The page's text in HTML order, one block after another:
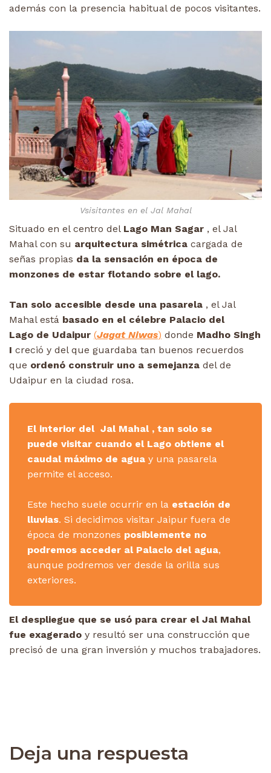
además con la presencia habitual de pocos visitantes.
Vsisitantes en el Jal Mahal
Situado en el centro del Lago Man Sagar , el Jal
Mahal con su arquitectura simétrica cargada de
señas propias da la sensación en época de
monzones de estar flotando sobre el lago.
Tan solo accesible desde una pasarela , el Jal
Mahal está basado en el célebre Palacio del
Lago de Udaipur (Jagat Niwas) donde Madho Singh
I creció y del que guardaba tan buenos recuerdos
que ordenó construir uno a semejanza del de
Udaipur en la ciudad rosa.
El interior del Jal Mahal , tan solo se
puede visitar cuando el Lago obtiene el
caudal máximo de agua y una pasarela
permite el acceso.
Este hecho suele ocurrir en la estación de
lluvias. Si decidimos visitar Jaipur fuera de
época de monzones posiblemente no
podremos acceder al Palacio del agua,
aunque podremos ver desde la orilla sus
exteriores.
El despliegue que se usó para crear el Jal Mahal
fue exagerado y resultó ser una construcción que
precisó de una gran inversión y muchos trabajadores.
Deja una respuesta